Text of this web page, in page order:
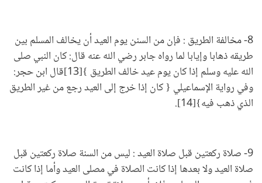
8- مخالفة الطريق : فإن من السنن يوم العيد أن يخالف المسلم بين
طريقه ذهابا وإيابا لما رواه جابر رضي الله عنه قال: كان النبي صلى
الله عليه وسلم إذا كان يوم عيد خالف الطريق }[13]قال ابن حجر:
وفي رواية الإسماعيلي { كان إذا خرج إلى العيد رجع من غير الطريق
الذي ذهب فيه}[14].
9- صلاة ركعتين قبل صلاة العيد : ليس من السنة صلاة ركعتين قبل
صلاة العيد ولا بعدها إذا كانت الصلاة في مصلى العيد وأما إذا كانت